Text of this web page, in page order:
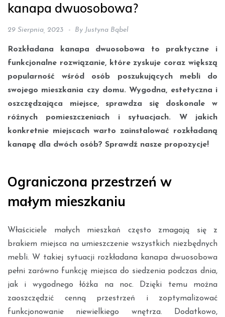
kanapa dwuosobowa?
29 Sierpnia, 2023 By Justyna Bąbel
Rozkładana kanapa dwuosobowa to praktyczne i
funkcjonalne rozwiązanie, które zyskuje coraz większą
popularność wśród osób poszukujących mebli do
swojego mieszkania czy domu. Wygodna, estetyczna i
oszczędzająca miejsce, sprawdza się doskonale w
różnych pomieszczeniach i sytuacjach. W jakich
konkretnie miejscach warto zainstalować rozkładaną
kanapę dla dwóch osób? Sprawdź nasze propozycje!
Ograniczona przestrzeń w
małym mieszkaniu
Właściciele małych mieszkań często zmagają się z
brakiem miejsca na umieszczenie wszystkich niezbędnych
mebli. W takiej sytuacji rozkładana kanapa dwuosobowa
pełni zarówno funkcję miejsca do siedzenia podczas dnia,
jak i wygodnego łóżka na noc. Dzięki temu można
zaoszczędzić cenną przestrzeń i zoptymalizować
funkcjonowanie niewielkiego wnętrza. Dodatkowo,